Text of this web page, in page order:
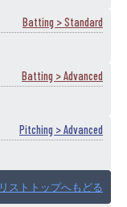
Batting > Standard
Batting > Advanced
Pitching > Advanced
リストトップへもどる